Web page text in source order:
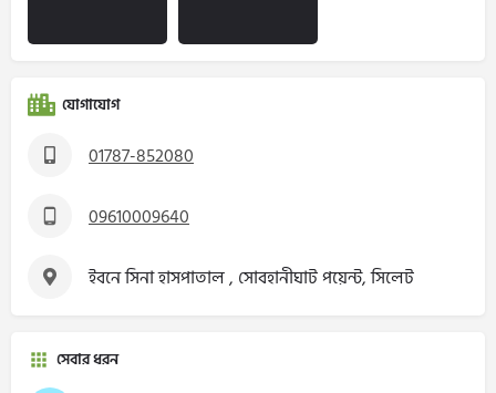
যোগাযোগ
01787-852080
09610009640
ইবনে সিনা হাসপাতাল , সোবহানীঘাট পয়েন্ট, সিলেট
সেবার ধরন